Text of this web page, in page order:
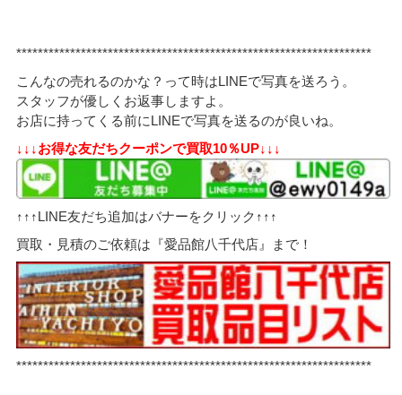
******************************************************************
こんなの売れるのかな？って時はLINEで写真を送ろう。
スタッフが優しくお返事しますよ。
お店に持ってくる前にLINEで写真を送るのが良いね。
↓↓↓お得な友だちクーポンで買取10％UP↓↓↓
↑↑↑LINE友だち追加はバナーをクリック↑↑↑
買取・見積のご依頼は『愛品館八千代店』まで！
******************************************************************